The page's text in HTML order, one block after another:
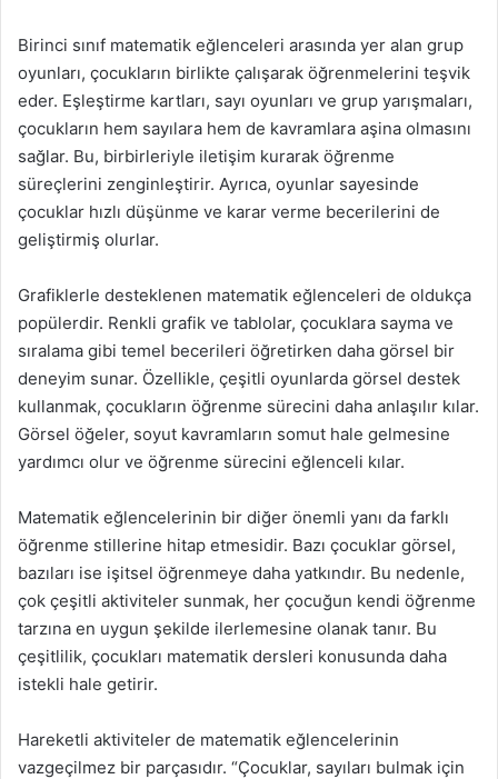
Birinci sınıf matematik eğlenceleri arasında yer alan grup
oyunları, çocukların birlikte çalışarak öğrenmelerini teşvik
eder. Eşleştirme kartları, sayı oyunları ve grup yarışmaları,
çocukların hem sayılara hem de kavramlara aşina olmasını
sağlar. Bu, birbirleriyle iletişim kurarak öğrenme
süreçlerini zenginleştirir. Ayrıca, oyunlar sayesinde
çocuklar hızlı düşünme ve karar verme becerilerini de
geliştirmiş olurlar.
Grafiklerle desteklenen matematik eğlenceleri de oldukça
popülerdir. Renkli grafik ve tablolar, çocuklara sayma ve
sıralama gibi temel becerileri öğretirken daha görsel bir
deneyim sunar. Özellikle, çeşitli oyunlarda görsel destek
kullanmak, çocukların öğrenme sürecini daha anlaşılır kılar.
Görsel öğeler, soyut kavramların somut hale gelmesine
yardımcı olur ve öğrenme sürecini eğlenceli kılar.
Matematik eğlencelerinin bir diğer önemli yanı da farklı
öğrenme stillerine hitap etmesidir. Bazı çocuklar görsel,
bazıları ise işitsel öğrenmeye daha yatkındır. Bu nedenle,
çok çeşitli aktiviteler sunmak, her çocuğun kendi öğrenme
tarzına en uygun şekilde ilerlemesine olanak tanır. Bu
çeşitlilik, çocukları matematik dersleri konusunda daha
istekli hale getirir.
Hareketli aktiviteler de matematik eğlencelerinin
vazgeçilmez bir parçasıdır. “Çocuklar, sayıları bulmak için